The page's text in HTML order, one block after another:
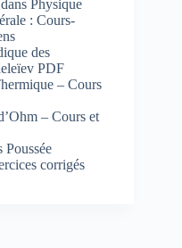
dans Physique
: Cours-
des
PDF
– Cours
– Cours et
Poussée
corrigés